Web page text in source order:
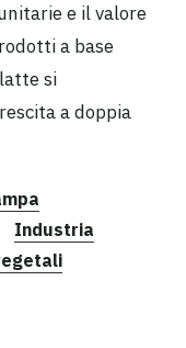
e il valore
a base
si
a doppia
Industria